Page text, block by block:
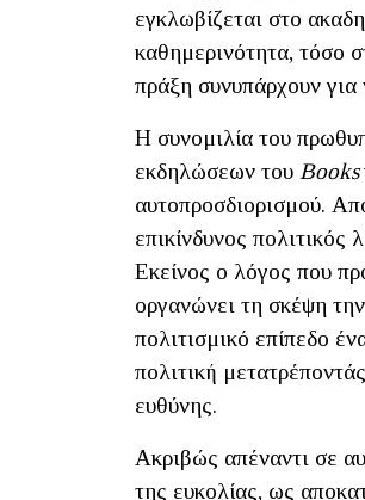
εγκλωβίζεται στο
καθημερινότητα, τόσο
πράξη συνυπάρχουν
Η συνομιλία του
εκδηλώσεων του
αυτοπροσδιορισμού.
επικίνδυνος
Εκείνος ο λόγος που
οργανώνει τη σκέψη
πολιτισμικό επίπεδο
πολιτική
ευθύνης.
Ακριβώς απέναντι σε
της ευκολίας, ως